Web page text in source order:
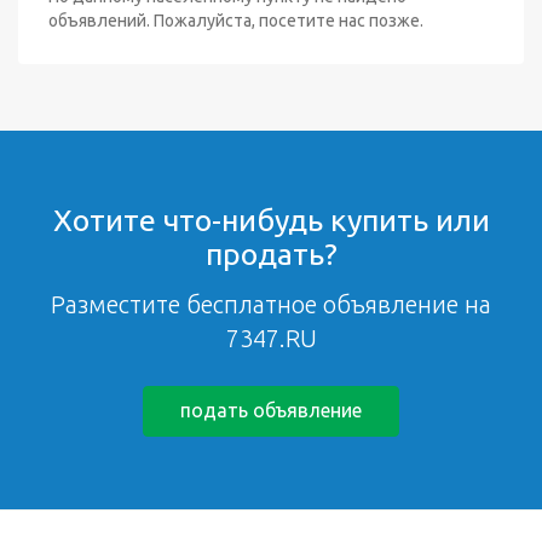
объявлений. Пожалуйста, посетите нас позже.
Хотите что-нибудь купить или
продать?
Разместите бесплатное объявление на
7347.RU
подать объявление